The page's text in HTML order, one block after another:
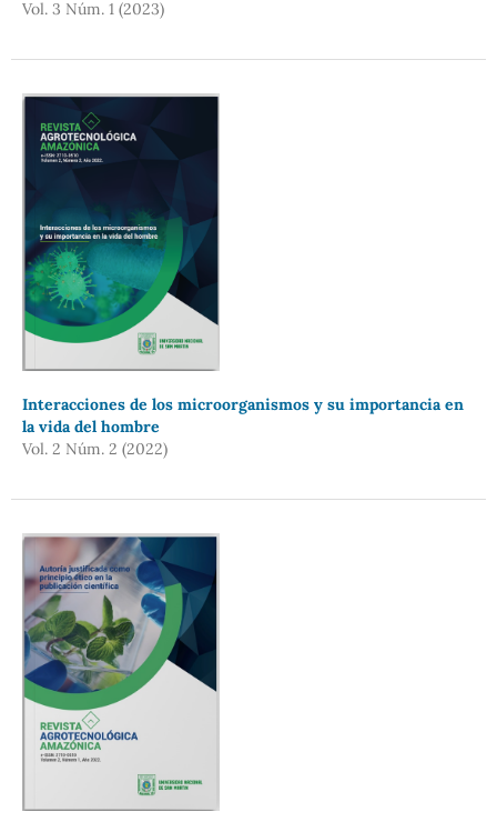
Vol. 3 Núm. 1 (2023)
Interacciones de los microorganismos y su importancia en
la vida del hombre
Vol. 2 Núm. 2 (2022)